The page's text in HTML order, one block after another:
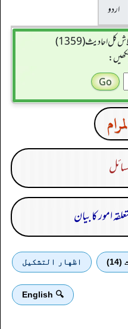
اردو
کل احادیث (1359)
امور کا بیان
اظهار التشكيل
🔍 English